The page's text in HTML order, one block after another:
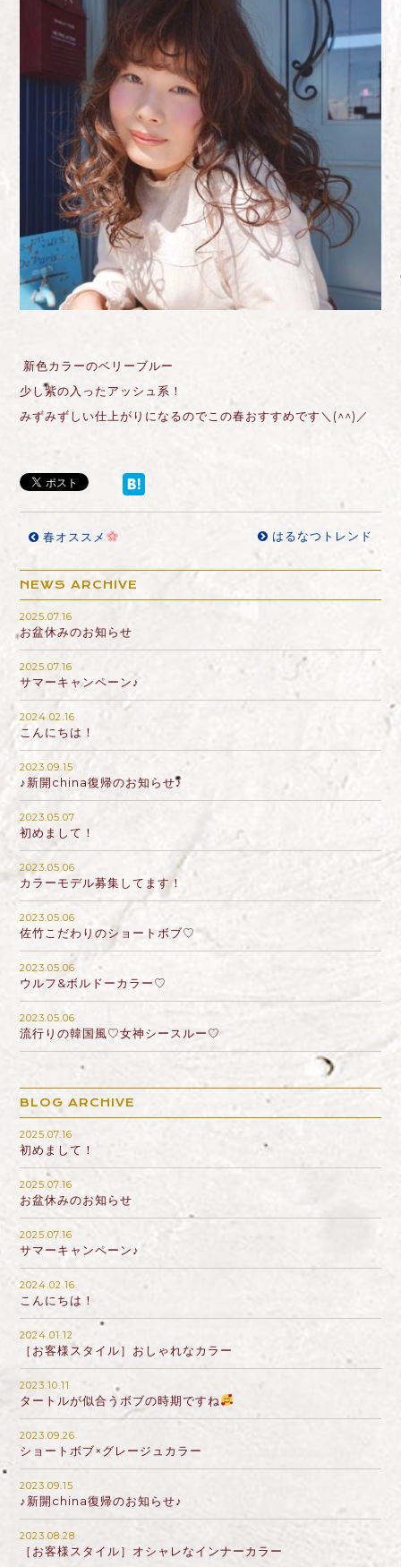
新色カラーのベリーブルー
少し紫の入ったアッシュ系！
みずみずしい仕上がりになるのでこの春おすすめです＼(^^)／
春オススメ はるなつトレンド
NEWS ARCHIVE
2025.07.16
お盆休みのお知らせ
2025.07.16
サマーキャンペーン♪
2024.02.16
こんにちは！
2023.09.15
♪新開china復帰のお知らせ♪
2023.05.07
初めまして！
2023.05.06
カラーモデル募集してます！
2023.05.06
佐竹こだわりのショートボブ♡
2023.05.06
ウルフ&ボルドーカラー♡
2023.05.06
流行りの韓国風♡女神シースルー♡
BLOG ARCHIVE
2025.07.16
初めまして！
2025.07.16
お盆休みのお知らせ
2025.07.16
サマーキャンペーン♪
2024.02.16
こんにちは！
2024.01.12
［お客様スタイル］おしゃれなカラー
2023.10.11
タートルが似合うボブの時期ですね
2023.09.26
ショートボブ×グレージュカラー
2023.09.15
♪新開china復帰のお知らせ♪
2023.08.28
［お客様スタイル］オシャレなインナーカラー